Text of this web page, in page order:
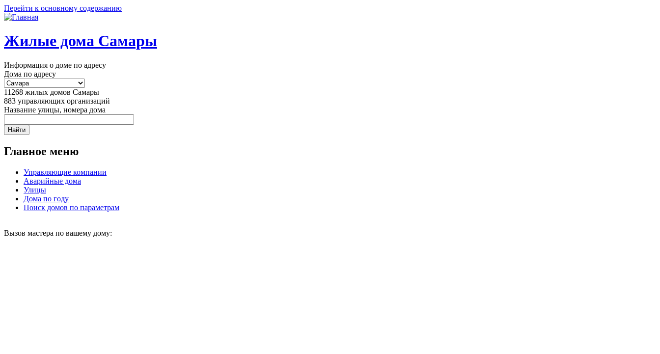
Перейти к основному содержанию
Жилые дома Самары
Информация о доме по адресу
Дома по адресу
11268 жилых домов Самары
883 управляющих организаций
Название улицы, номера дома
Главное меню
Управляющие компании
Аварийные дома
Улицы
Дома по году
Поиск домов по параметрам
Вызов мастера по вашему дому: